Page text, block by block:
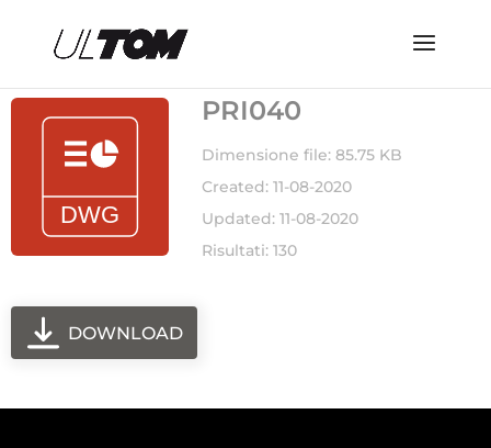
PRI040
Dimensione file: 85.75 KB
Created: 11-08-2020
Updated: 11-08-2020
Risultati: 130
DOWNLOAD